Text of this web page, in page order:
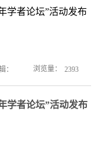
学者论坛”活动发布
： 浏览量： 2393
学者论坛”活动发布